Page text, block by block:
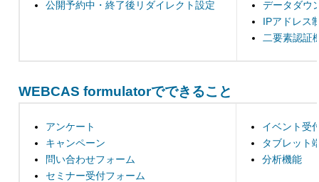
公開予約中・終了後リダイレクト設定
データダウ
IPアドレス
二要素認証
WEBCAS formulatorでできること
アンケート
キャンペーン
問い合わせフォーム
セミナー受付フォーム
イベント受
タブレット
分析機能